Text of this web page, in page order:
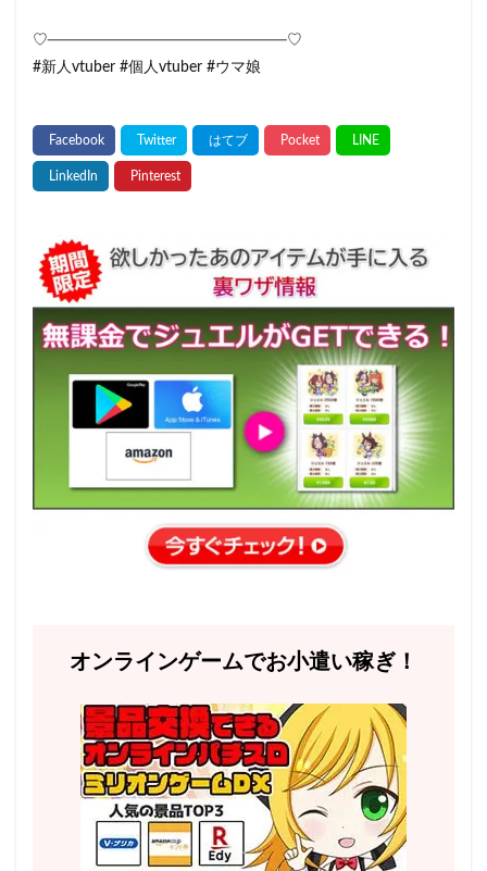
♡────────────────────♡
#新人vtuber #個人vtuber #ウマ娘
オンラインゲームでお小遣い稼ぎ！